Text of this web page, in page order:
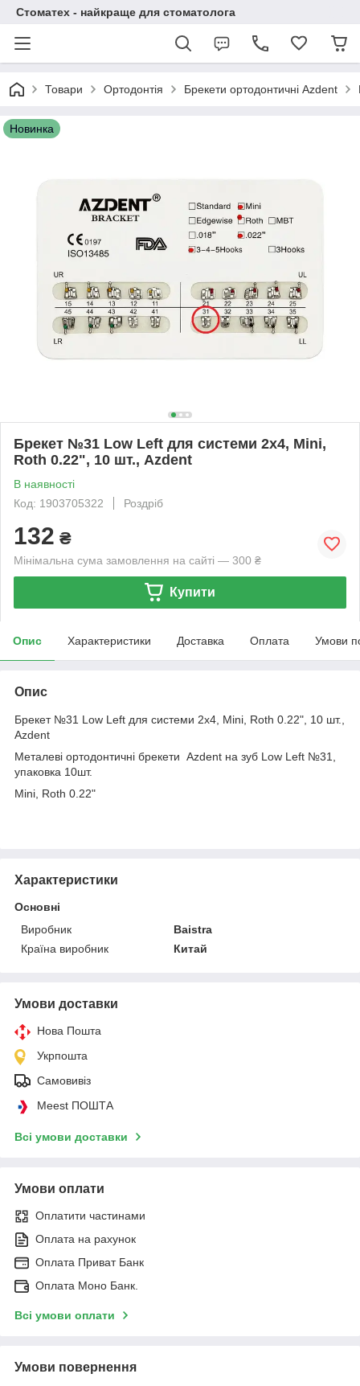
Стоматех - найкраще для стоматолога
Товари Ортодонтія Брекети ортодонтичні Azdent
Новинка
Брекет №31 Low Left для системи 2х4, Mini,
Roth 0.22", 10 шт., Azdent
В наявності
Код: 1903705322
Роздріб
132 ₴
Мінімальна сума замовлення на сайті — 300 ₴
Купити
Опис Характеристики Доставка Оплата Умови
Опис
Брекет №31 Low Left для системи 2х4, Mini, Roth 0.22", 10 шт.,
Azdent
Металеві ортодонтичні брекети Azdent на зуб Low Left №31,
упаковка 10шт.
Mini, Roth 0.22"
Характеристики
Основні
Виробник
Baistra
Країна виробник
Китай
Умови доставки
Нова Пошта
Укрпошта
Самовивіз
Meest ПОШТА
Всі умови доставки
Умови оплати
Оплатити частинами
Оплата на рахунок
Оплата Приват Банк
Оплата Моно Банк.
Всі умови оплати
Умови повернення